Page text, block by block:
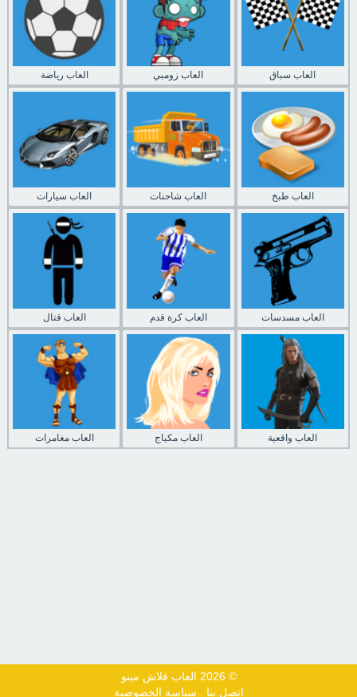
العاب رياضة العاب زومبي العاب سباق
العاب سيارات العاب شاحنات العاب طبخ
العاب قتال العاب كرة قدم العاب مسدسات
العاب مغامرات العاب مكياج العاب واقعية
© 2026 العاب فلاش مينو
اتصل بنا
سياسة الخصوصية